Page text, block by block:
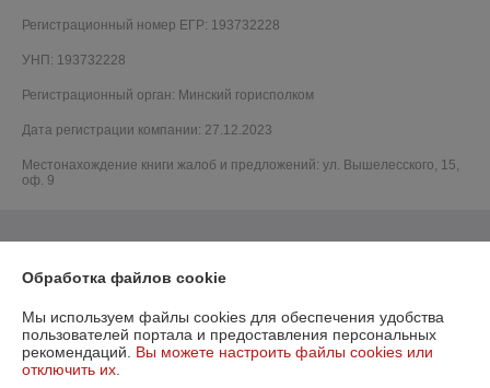
Регистрационный номер ЕГР: 193732228
УНП: 193732228
Регистрационный орган: Минский горисполком
Дата регистрации компании: 27.12.2023
Местонахождение книги жалоб и предложений: ул. Вышелесского, 15,
оф. 9
Обработка файлов cookie
Мы используем файлы cookies для обеспечения удобства
пользователей портала и предоставления персональных
рекомендаций. Вы можете настроить файлы cookies или
отключить их.